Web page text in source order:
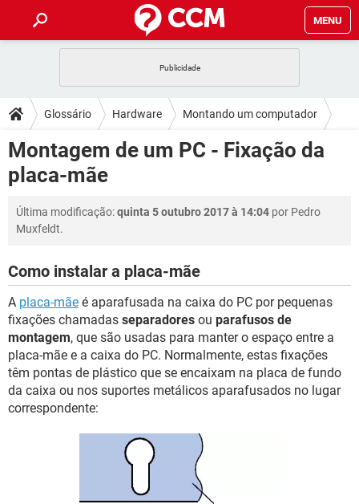
MENU
CELULAR FACEBOOK
OUTLOOK EXCEL
INSTAGRAM
DICAS
JOGOS
CELULAR FACEBOOK
INSTAGRAM GMAIL
DOWNLOADS
JOGOS
OUTLOOK
GUIA DE COMPRAS
FÓRUM
JOGOS WHATSAPP
OUTLOOK EXCEL
INSTAGRAM GMAIL
GUIA DE COMPRAS
GLOSSÁRIO
CELULAR FACEBOOK
OUTLOOK EXCEL
INSTAGRAM GMAIL
Glossário Hardware Montando um computador
Montagem de um PC - Fixação da
placa-mãe
Última modificação:quinta 5 outubro 2017 à 14:04 por Pedro
Muxfeldt.
Como instalar a placa-mãe
A placa-mãe é aparafusada na caixa do PC por pequenas
fixações chamadas separadores ou parafusos de
montagem, que são usadas para manter o espaço entre a
placa-mãe e a caixa do PC. Normalmente, estas fixações
têm pontas de plástico que se encaixam na placa de fundo
da caixa ou nos suportes metálicos aparafusados no lugar
correspondente: